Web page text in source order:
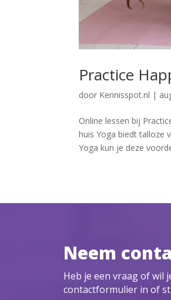
Practice
door Kennisspot.nl |
Online lessen bij
huis Yoga biedt talloze
Yoga kun je deze
Neem
Heb je een vraag of wil
contactformulier in of